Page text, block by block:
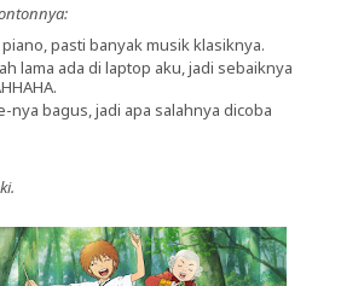
pasti banyak musik klasiknya.
lama ada di laptop aku, jadi sebaiknya
nya bagus, jadi apa salahnya dicoba